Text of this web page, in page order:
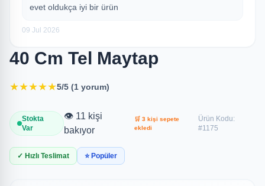
evet oldukça iyi bir ürün
09 Jul 2026
40 Cm Tel Maytap
★★★★★5/5 (1 yorum)
Stokta
Var
👁️ 11 kişi
bakıyor
🛒 3 kişi sepete
ekledi
Ürün Kodu:
#1175
✓ Hızlı Teslimat ⭐ Popüler